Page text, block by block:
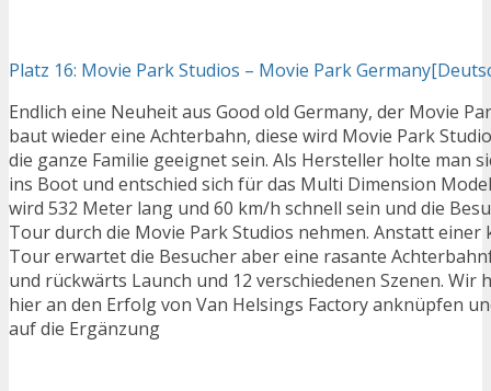
Platz 16: Movie Park Studios – Movie Park
Endlich eine Neuheit aus Good old Germany, der Movie
baut wieder eine Achterbahn, diese wird Movie Park
die ganze Familie geeignet sein. Als Hersteller holte man
ins Boot und entschied sich für das Multi Dimension
wird 532 Meter lang und 60 km/h schnell sein und die
Tour durch die Movie Park Studios nehmen. Anstatt einer
Tour erwartet die Besucher aber eine rasante
und rückwärts Launch und 12 verschiedenen Szenen. Wir
hier an den Erfolg von Van Helsings Factory anknüpfen
auf die Ergänzung